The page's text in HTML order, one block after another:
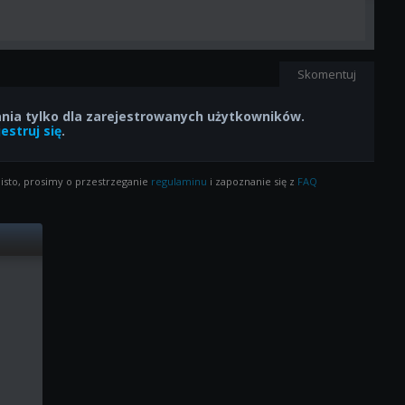
Skomentuj
tylko dla zarejestrowanych użytkowników.
się.
prosimy o przestrzeganie regulaminu i zapoznanie się z FAQ